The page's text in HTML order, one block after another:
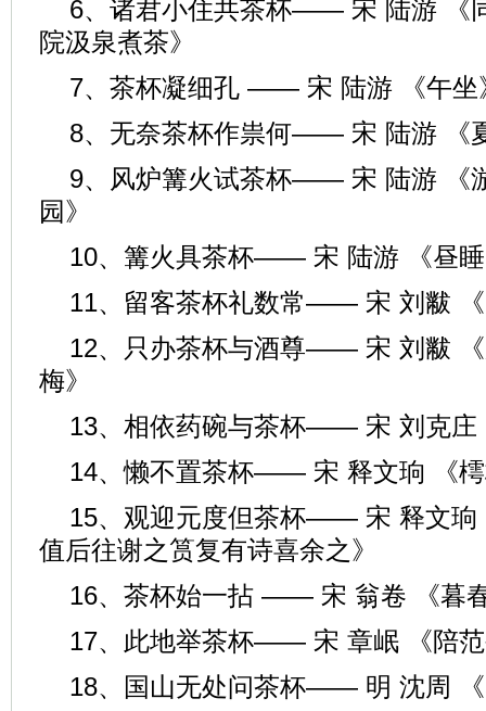
6、诸君小住共茶杯—— 宋 陆游 《
院汲泉煮茶》
7、茶杯凝细孔 —— 宋 陆游 《午坐
8、无奈茶杯作祟何—— 宋 陆游 《
9、风炉篝火试茶杯—— 宋 陆游 《
园》
10、篝火具茶杯—— 宋 陆游 《昼
11、留客茶杯礼数常—— 宋 刘黻
12、只办茶杯与酒尊—— 宋 刘黻 《
梅》
13、相依药碗与茶杯—— 宋 刘克庄
14、懒不置茶杯—— 宋 释文珦 《
15、观迎元度但茶杯—— 宋 释文珦
值后往谢之筼复有诗喜余之》
16、茶杯始一拈 —— 宋 翁卷 《暮
17、此地举茶杯—— 宋 章岷 《陪
18、国山无处问茶杯—— 明 沈周